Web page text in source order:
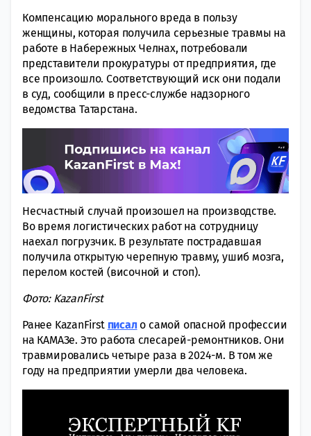
Компенсацию морального вреда в пользу
женщины, которая получила серьезные травмы на
работе в Набережных Челнах, потребовали
представители прокуратуры от предприятия, где
все произошло. Соответствующий иск они подали
в суд, сообщили в пресс-службе надзорного
ведомства Татарстана.
Несчастный случай произошел на производстве.
Во время логистических работ на сотрудницу
наехал погрузчик. В результате пострадавшая
получила открытую черепную травму, ушиб мозга,
перелом костей (височной и стоп).
Фото: KazanFirst
Ранее KazanFirst писало самой опасной профессии
на КАМАЗе. Это работа слесарей-ремонтников. Они
травмировались четыре раза в 2024-м. В том же
году на предприятии умерли два человека.